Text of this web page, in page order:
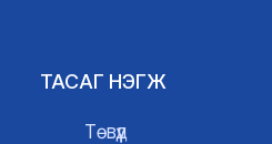
ТАСАГ НЭГЖ
Төвүүд